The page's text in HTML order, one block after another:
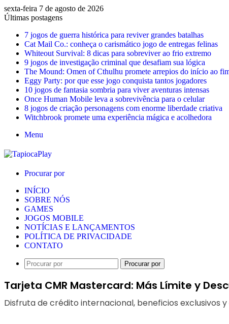
sexta-feira 7 de agosto de 2026
Últimas postagens
7 jogos de guerra histórica para reviver grandes batalhas
Cat Mail Co.: conheça o carismático jogo de entregas felinas
Whiteout Survival: 8 dicas para sobreviver ao frio extremo
9 jogos de investigação criminal que desafiam sua lógica
The Mound: Omen of Cthulhu promete arrepios do início ao
Eggy Party: por que esse jogo conquista tantos jogadores
10 jogos de fantasia sombria para viver aventuras intensas
Once Human Mobile leva a sobrevivência para o celular
8 jogos de criação personagens com enorme liberdade criativa
Witchbrook promete uma experiência mágica e acolhedora
Menu
Procurar por
INÍCIO
SOBRE NÓS
GAMES
JOGOS MOBILE
NOTÍCIAS E LANÇAMENTOS
POLÍTICA DE PRIVACIDADE
CONTATO
Procurar por
Tarjeta CMR Mastercard: Más Límite y
Disfruta de crédito internacional, beneficios exclusivos